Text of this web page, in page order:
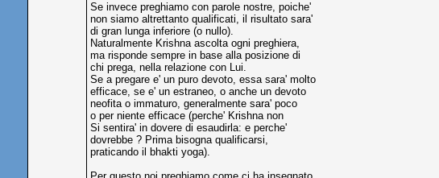
Se invece preghiamo con parole nostre, poiche'
non siamo altrettanto qualificati, il risultato sara'
di gran lunga inferiore (o nullo).
Naturalmente Krishna ascolta ogni preghiera,
ma risponde sempre in base alla posizione di
chi prega, nella relazione con Lui.
Se a pregare e' un puro devoto, essa sara' molto
efficace, se e' un estraneo, o anche un devoto
neofita o immaturo, generalmente sara' poco
o per niente efficace (perche' Krishna non
Si sentira' in dovere di esaudirla: e perche'
dovrebbe ? Prima bisogna qualificarsi,
praticando il bhakti yoga).